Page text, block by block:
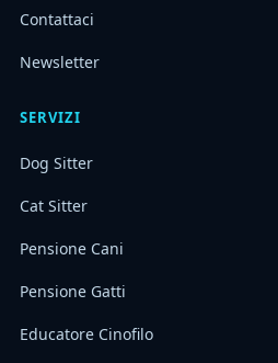
Contattaci
Newsletter
SERVIZI
Dog Sitter
Cat Sitter
Pensione Cani
Pensione Gatti
Educatore Cinofilo